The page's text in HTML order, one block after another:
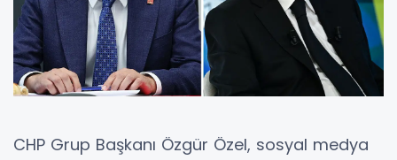
CHP Grup Başkanı Özgür Özel, sosyal medya